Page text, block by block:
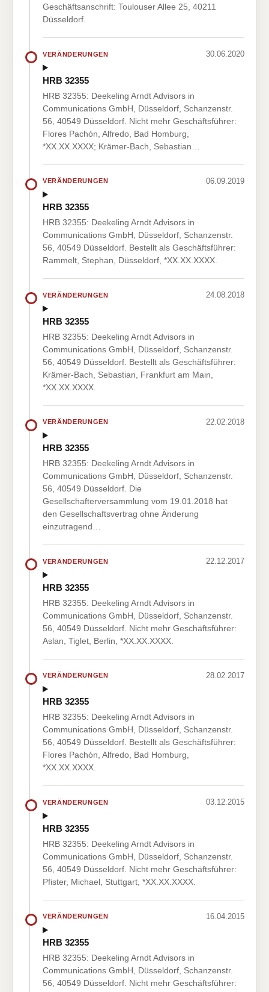
Geschäftsanschrift: Toulouser Allee 25, 40211
Düsseldorf.
VERÄNDERUNGEN 30.06.2020
HRB 32355
HRB 32355: Deekeling Arndt Advisors in
Communications GmbH, Düsseldorf, Schanzenstr.
56, 40549 Düsseldorf. Nicht mehr Geschäftsführer:
Flores Pachón, Alfredo, Bad Homburg,
*XX.XX.XXXX; Krämer-Bach, Sebastian…
VERÄNDERUNGEN 06.09.2019
HRB 32355
HRB 32355: Deekeling Arndt Advisors in
Communications GmbH, Düsseldorf, Schanzenstr.
56, 40549 Düsseldorf. Bestellt als Geschäftsführer:
Rammelt, Stephan, Düsseldorf, *XX.XX.XXXX.
VERÄNDERUNGEN 24.08.2018
HRB 32355
HRB 32355: Deekeling Arndt Advisors in
Communications GmbH, Düsseldorf, Schanzenstr.
56, 40549 Düsseldorf. Bestellt als Geschäftsführer:
Krämer-Bach, Sebastian, Frankfurt am Main,
*XX.XX.XXXX.
VERÄNDERUNGEN 22.02.2018
HRB 32355
HRB 32355: Deekeling Arndt Advisors in
Communications GmbH, Düsseldorf, Schanzenstr.
56, 40549 Düsseldorf. Die
Gesellschafterversammlung vom 19.01.2018 hat
den Gesellschaftsvertrag ohne Änderung
einzutragend…
VERÄNDERUNGEN 22.12.2017
HRB 32355
HRB 32355: Deekeling Arndt Advisors in
Communications GmbH, Düsseldorf, Schanzenstr.
56, 40549 Düsseldorf. Nicht mehr Geschäftsführer:
Aslan, Tiglet, Berlin, *XX.XX.XXXX.
VERÄNDERUNGEN 28.02.2017
HRB 32355
HRB 32355: Deekeling Arndt Advisors in
Communications GmbH, Düsseldorf, Schanzenstr.
56, 40549 Düsseldorf. Bestellt als Geschäftsführer:
Flores Pachón, Alfredo, Bad Homburg,
*XX.XX.XXXX.
VERÄNDERUNGEN 03.12.2015
HRB 32355
HRB 32355: Deekeling Arndt Advisors in
Communications GmbH, Düsseldorf, Schanzenstr.
56, 40549 Düsseldorf. Nicht mehr Geschäftsführer:
Pfister, Michael, Stuttgart, *XX.XX.XXXX.
VERÄNDERUNGEN 16.04.2015
HRB 32355
HRB 32355: Deekeling Arndt Advisors in
Communications GmbH, Düsseldorf, Schanzenstr.
56, 40549 Düsseldorf. Nicht mehr Geschäftsführer: